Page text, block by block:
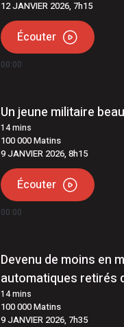
12 JANVIER 2026, 7h15
Écouter
00:00
Un jeune militaire
14mins
100 000 Matins
9 JANVIER 2026, 8h15
Écouter
00:00
Devenu de moins en
automatiques retirés
14mins
100 000 Matins
9 JANVIER 2026, 7h35